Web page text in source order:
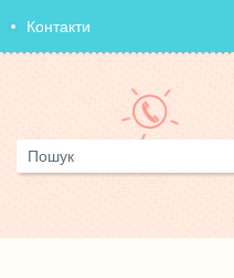
Контакти